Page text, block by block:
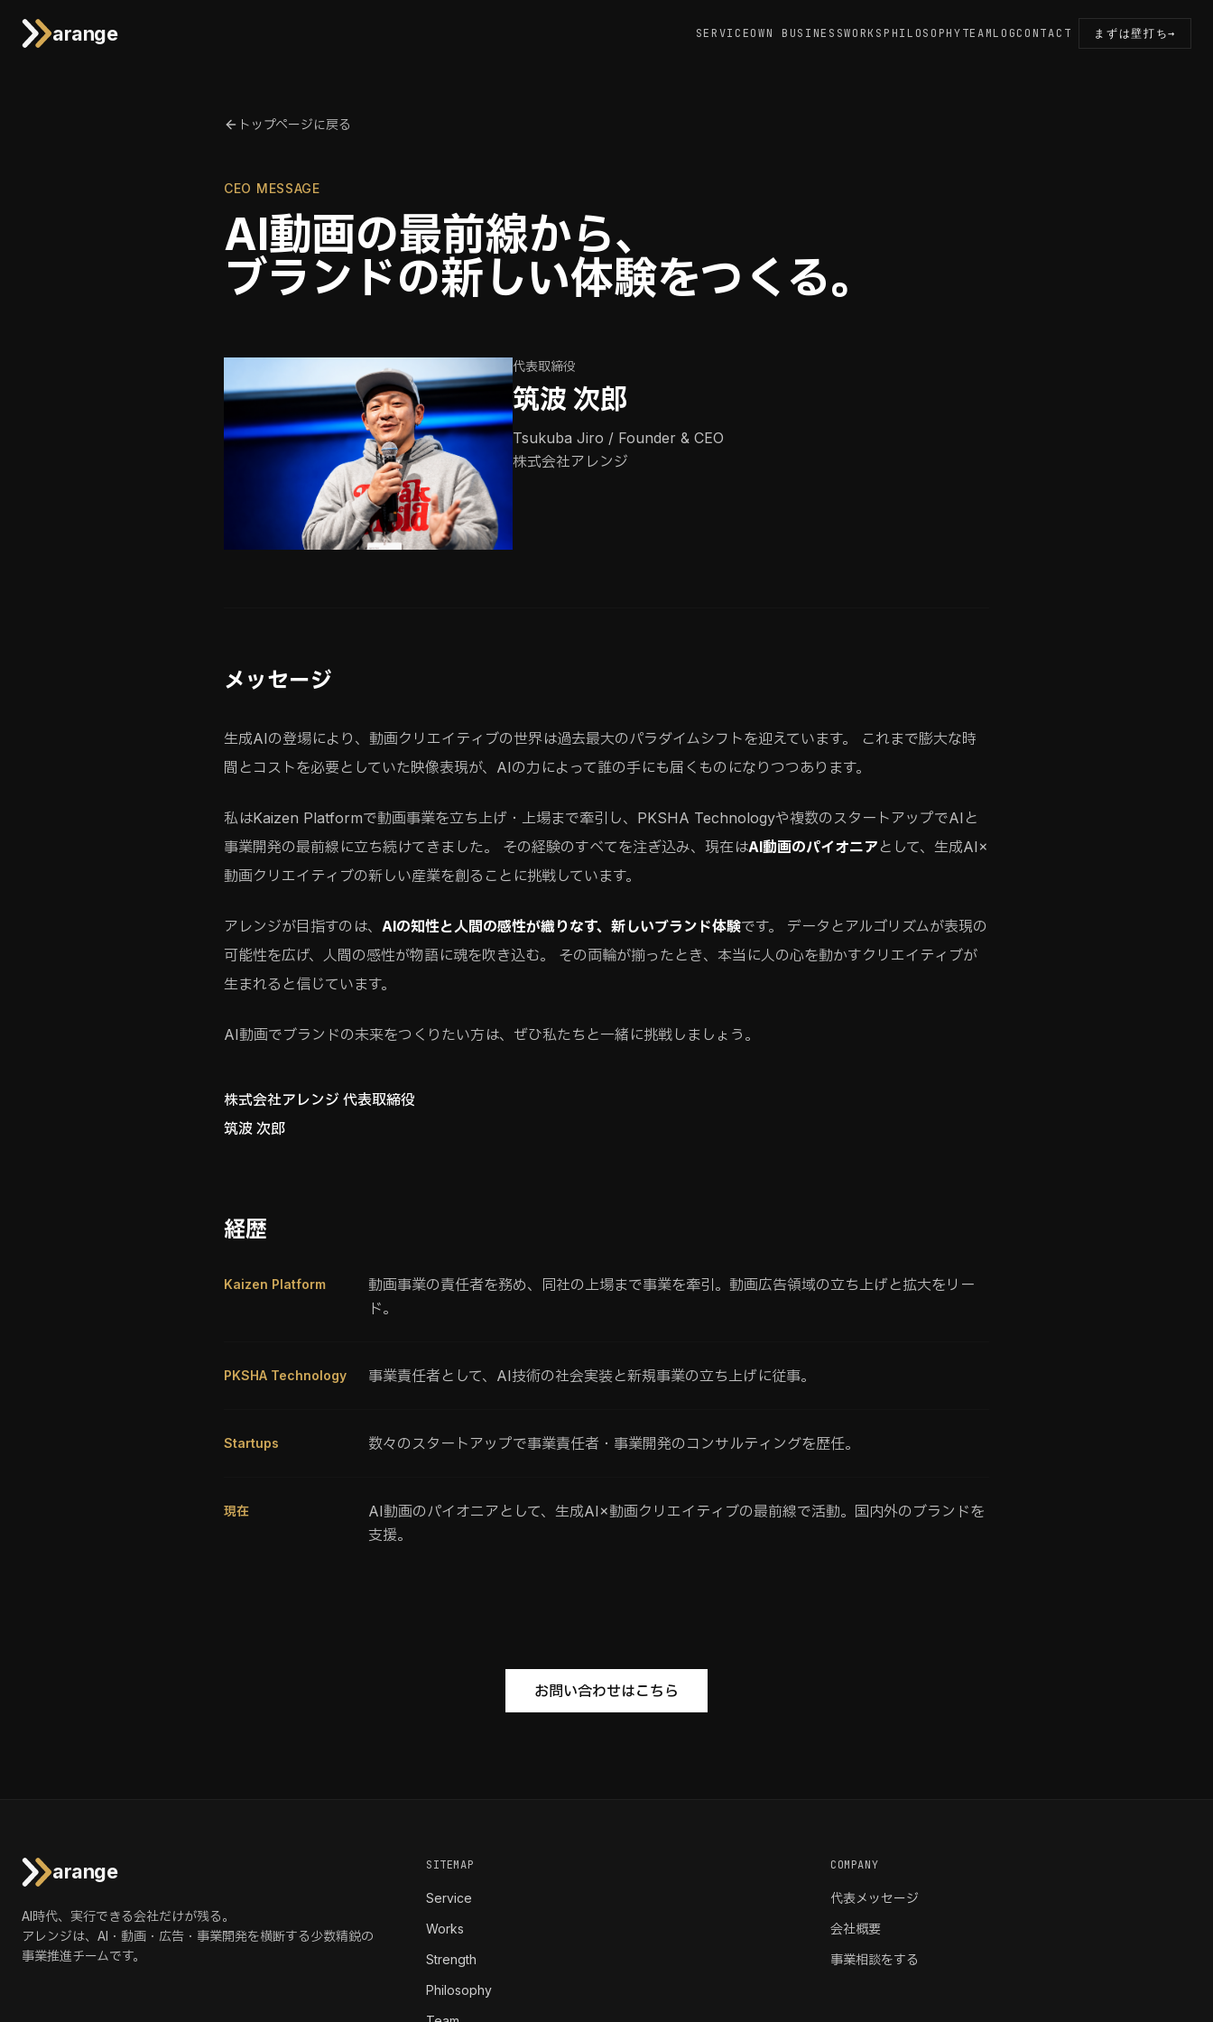
arange SERVICEOWN BUSINESSWORKS PHILOSOPHYTEAMLOGCONTACT まずは壁打ち→
トップページに戻る
CEO MESSAGE
AI動画の最前線から、
ブランドの新しい体験をつくる。
代表取締役
筑波 次郎
Tsukuba Jiro / Founder & CEO
株式会社アレンジ
メッセージ
生成AIの登場により、動画クリエイティブの世界は過去最大のパラダイムシフトを迎えています。 これまで膨大な時
間とコストを必要としていた映像表現が、AIの力によって誰の手にも届くものになりつつあります。
私はKaizen Platformで動画事業を立ち上げ・上場まで牽引し、PKSHA Technologyや複数のスタートアップでAIと
事業開発の最前線に立ち続けてきました。 その経験のすべてを注ぎ込み、現在はAI動画のパイオニア として、生成AI×
動画クリエイティブの新しい産業を創ることに挑戦しています。
アレンジが目指すのは、 AIの知性と人間の感性が織りなす、新しいブランド体験です。 データとアルゴリズムが表現の
可能性を広げ、人間の感性が物語に魂を吹き込む。 その両輪が揃ったとき、本当に人の心を動かすクリエイティブが
生まれると信じています。
AI動画でブランドの未来をつくりたい方は、ぜひ私たちと一緒に挑戦しましょう。
株式会社アレンジ 代表取締役
筑波 次郎
経歴
Kaizen Platform
動画事業の責任者を務め、同社の上場まで事業を牽引。動画広告領域の立ち上げと拡大をリー
ド。
PKSHA Technology 事業責任者として、AI技術の社会実装と新規事業の立ち上げに従事。
Startups 数々のスタートアップで事業責任者・事業開発のコンサルティングを歴任。
現在
AI動画のパイオニアとして、生成AI×動画クリエイティブの最前線で活動。国内外のブランドを
支援。
お問い合わせはこちら
arange
AI時代、実行できる会社だけが残る。
アレンジは、AI・動画・広告・事業開発を横断する少数精鋭の
事業推進チームです。
SITEMAP
Service
Works
Strength
Philosophy
COMPANY
代表メッセージ
会社概要
事業相談をする